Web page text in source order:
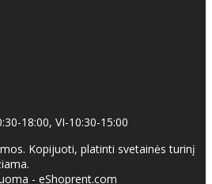
18:00, VI-10:30-15:00
Kopijuoti, platinti svetainės turinį
- eShoprent.com